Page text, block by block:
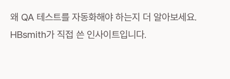
왜 QA 테스트를 자동화해야 하는지 더 알아보세요.
HBsmith가 직접 쓴 인사이트입니다.